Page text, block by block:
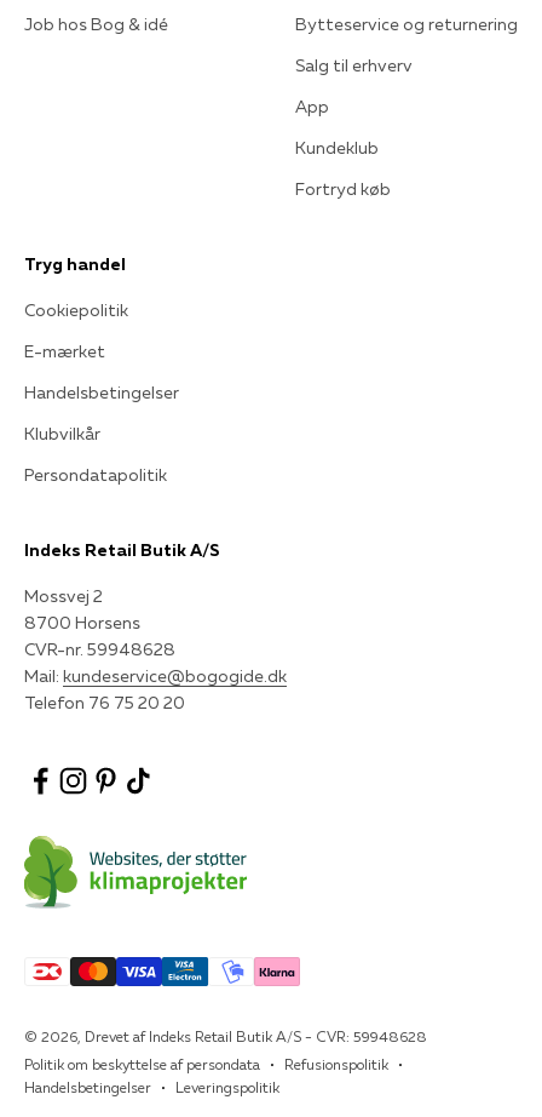
Job hos Bog & idé
Bytteservice og returnering
Salg til erhverv
App
Kundeklub
Fortryd køb
Tryg handel
Cookiepolitik
E-mærket
Handelsbetingelser
Klubvilkår
Persondatapolitik
Indeks Retail Butik A/S
Mossvej 2
8700 Horsens
CVR-nr. 59948628
Mail: kundeservice@bogogide.dk
Telefon 76 75 20 20
© 2026, Drevet af Indeks Retail Butik A/S - CVR: 59948628
Politik om beskyttelse af persondata
Refusionspolitik
Handelsbetingelser
Leveringspolitik